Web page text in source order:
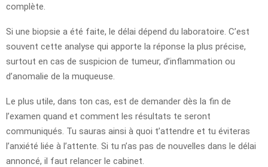
complète.
Si une biopsie a été faite, le délai dépend du laboratoire. C’est
souvent cette analyse qui apporte la réponse la plus précise,
surtout en cas de suspicion de tumeur, d’inflammation ou
d’anomalie de la muqueuse.
Le plus utile, dans ton cas, est de demander dès la fin de
l’examen quand et comment les résultats te seront
communiqués. Tu sauras ainsi à quoi t’attendre et tu éviteras
l’anxiété liée à l’attente. Si tu n’as pas de nouvelles dans le délai
annoncé, il faut relancer le cabinet.